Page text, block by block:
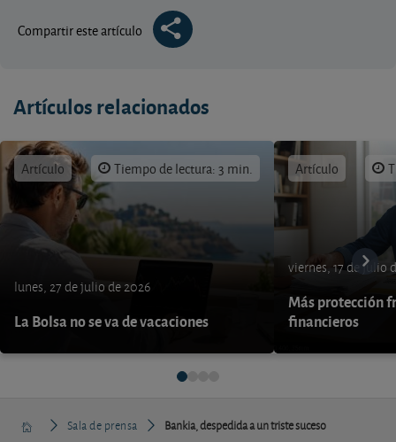
Compartir este artículo
Artículos relacionados
Artículo Tiempo de lectura: 3 min.
lunes, 27 de julio de 2026
La Bolsa no se va de vacaciones
Artículo
viernes, 17 de julio
Más protección
financieros
Sala de prensa Bankia, despedida a un triste suceso